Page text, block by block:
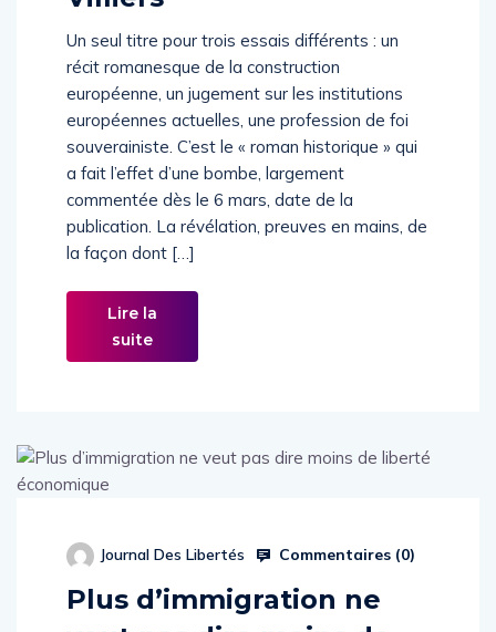
Un seul titre pour trois essais différents : un
récit romanesque de la construction
européenne, un jugement sur les institutions
européennes actuelles, une profession de foi
souverainiste. C’est le « roman historique » qui
a fait l’effet d’une bombe, largement
commentée dès le 6 mars, date de la
publication. La révélation, preuves en mains, de
la façon dont […]
Lire la
suite
Journal Des Libertés Commentaires (0)
Plus d’immigration ne